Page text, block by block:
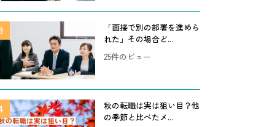
「面接で別の部署を進めら
れた」その場合ど...
25件のビュー
秋の転職は実は狙い目？他
の季節と比べたメ...